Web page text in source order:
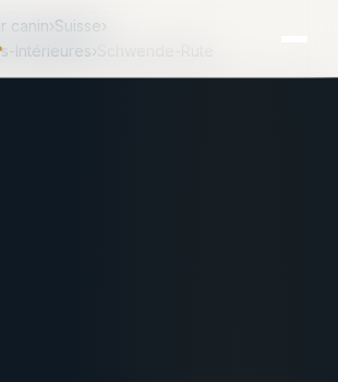
canin›Suisse›
Intérieures›